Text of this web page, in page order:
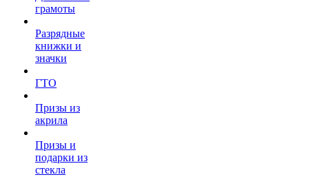
грамоты
Разрядные
книжки и
значки
ГТО
Призы из
акрила
Призы и
подарки из
стекла